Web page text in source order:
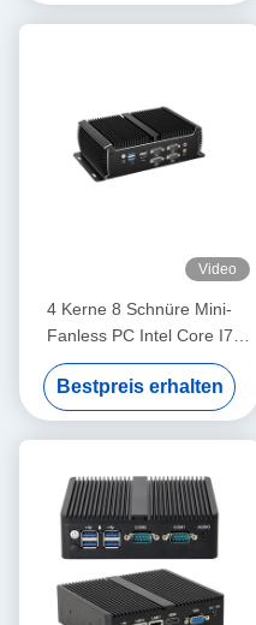
Video
4 Kerne 8 Schnüre Mini-
Fanless PC Intel Core I7
1195G7 mit Dual LAN 6COM
DDR4
Bestpreis erhalten